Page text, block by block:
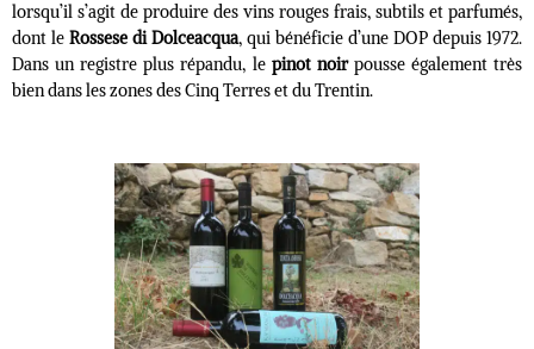
lorsqu’il s’agit de produire des vins rouges frais, subtils et parfumés,
dont le Rossese di Dolceacqua, qui bénéficie d’une DOP depuis 1972.
Dans un registre plus répandu, le pinot noirpousse également très
bien dans les zones des Cinq Terres et du Trentin.